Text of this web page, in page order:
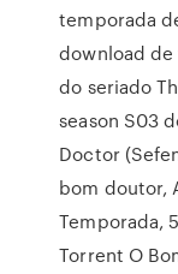
temporada
download
do seriado
season S03
Doctor
bom doutor,
Temporada,
Torrent O